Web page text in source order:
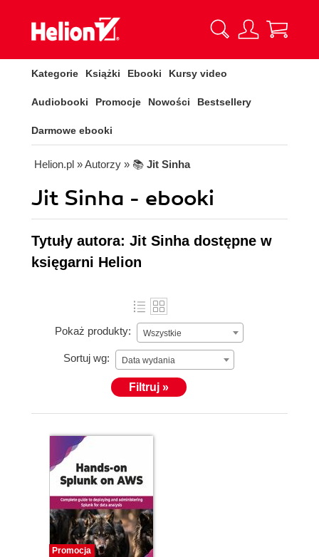
Kategorie Książki Ebooki Kursy video
Audiobooki Promocje Nowości Bestsellery
Darmowe ebooki
Helion.pl » Autorzy » 📚 Jit Sinha
Jit Sinha - ebooki
Tytuły autora: Jit Sinha dostępne w
księgarni Helion
Pokaż produkty: Wszystkie
Sortuj wg: Data wydania
Filtruj »
Promocja